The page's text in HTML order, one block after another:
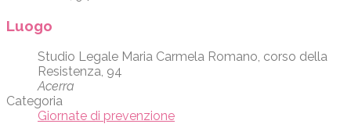
Luogo
Studio Legale Maria Carmela Romano, corso della
Resistenza, 94
Acerra
Categoria
Giornate di prevenzione